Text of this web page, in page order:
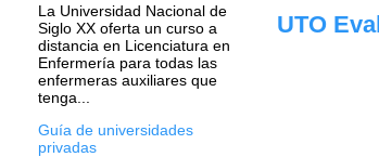
UTO
La Universidad Nacional de
Siglo XX oferta un curso a
distancia en Licenciatura en
Enfermería para todas las
enfermeras auxiliares que
tenga...
Guía de universidades
privadas